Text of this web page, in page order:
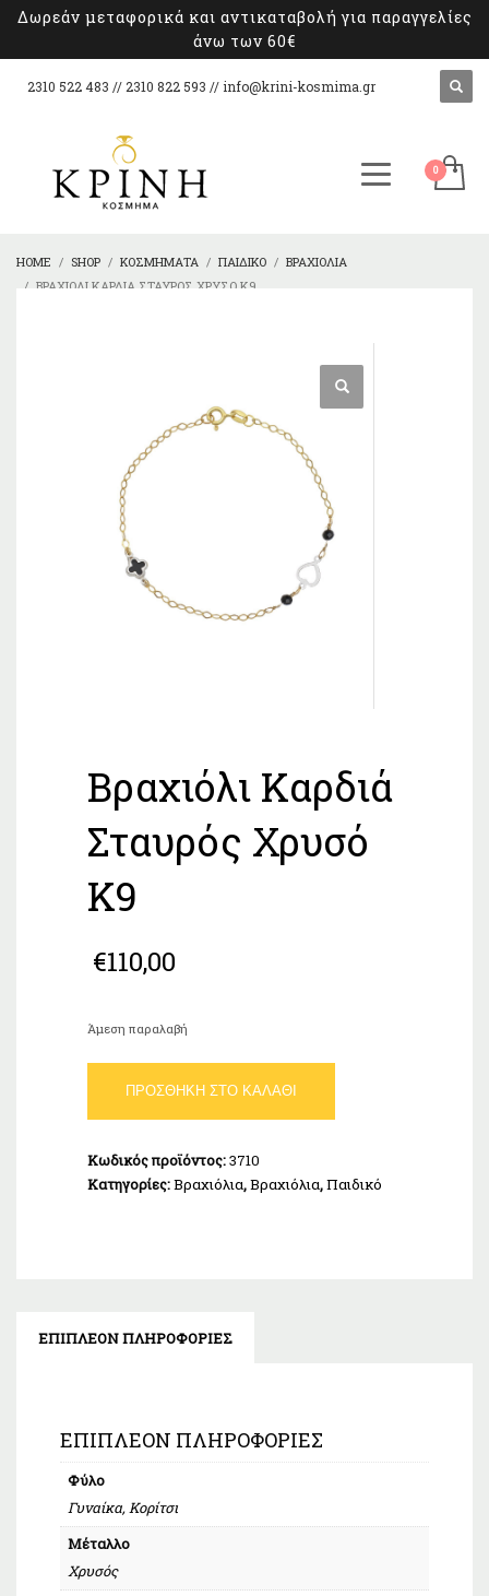
Δωρεάν μεταφορικά και αντικαταβολή για παραγγελίες
άνω των 60€
2310 522 483 // 2310 822 593 // info@krini-kosmima.gr
HOME SHOP ΚΟΣΜΉΜΑΤΑ ΠΑΙΔΙΚΌ
ΒΡΑΧΙΌΛΙΑ
ΒΡΑΧΙΌΛΙ ΚΑΡΔΙΆ ΣΤΑΥΡΌΣ ΧΡΥΣΌ Κ9
Βραχιόλι Καρδιά
Σταυρός Χρυσό
Κ9
€110,00
Άμεση παραλαβή
Καρδιά
Σταυρός
Κ9
ποσότητα
ΠΡΟΣΘΉΚΗ ΣΤΟ ΚΑΛΆΘΙ
Κωδικός προϊόντος:3710
Κατηγορίες:Βραχιόλια,Βραχιόλια,Παιδικό
ΕΠΙΠΛΈΟΝ ΠΛΗΡΟΦΟΡΊΕΣ
ΕΠΙΠΛΈΟΝ ΠΛΗΡΟΦΟΡΊΕΣ
Φύλο
Γυναίκα, Κορίτσι
Μέταλλο
Χρυσός